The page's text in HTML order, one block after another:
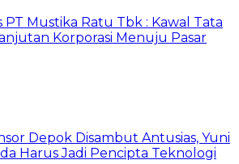
PT Mustika Ratu Tbk : Kawal Tata
Korporasi Menuju Pasar
Depok Disambut Antusias, Yuni
Harus Jadi Pencipta Teknologi